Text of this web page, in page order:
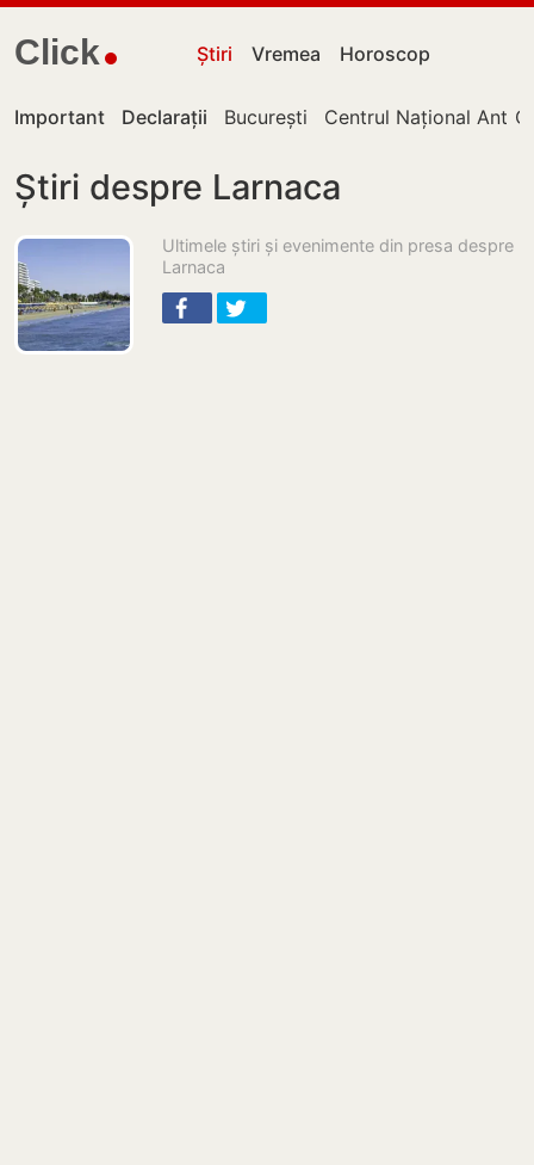
Click Știri Vremea Horoscop
Important Declarații București Centrul Național
Știri despre Larnaca
Ultimele știri și evenimente din presa despre
Larnaca